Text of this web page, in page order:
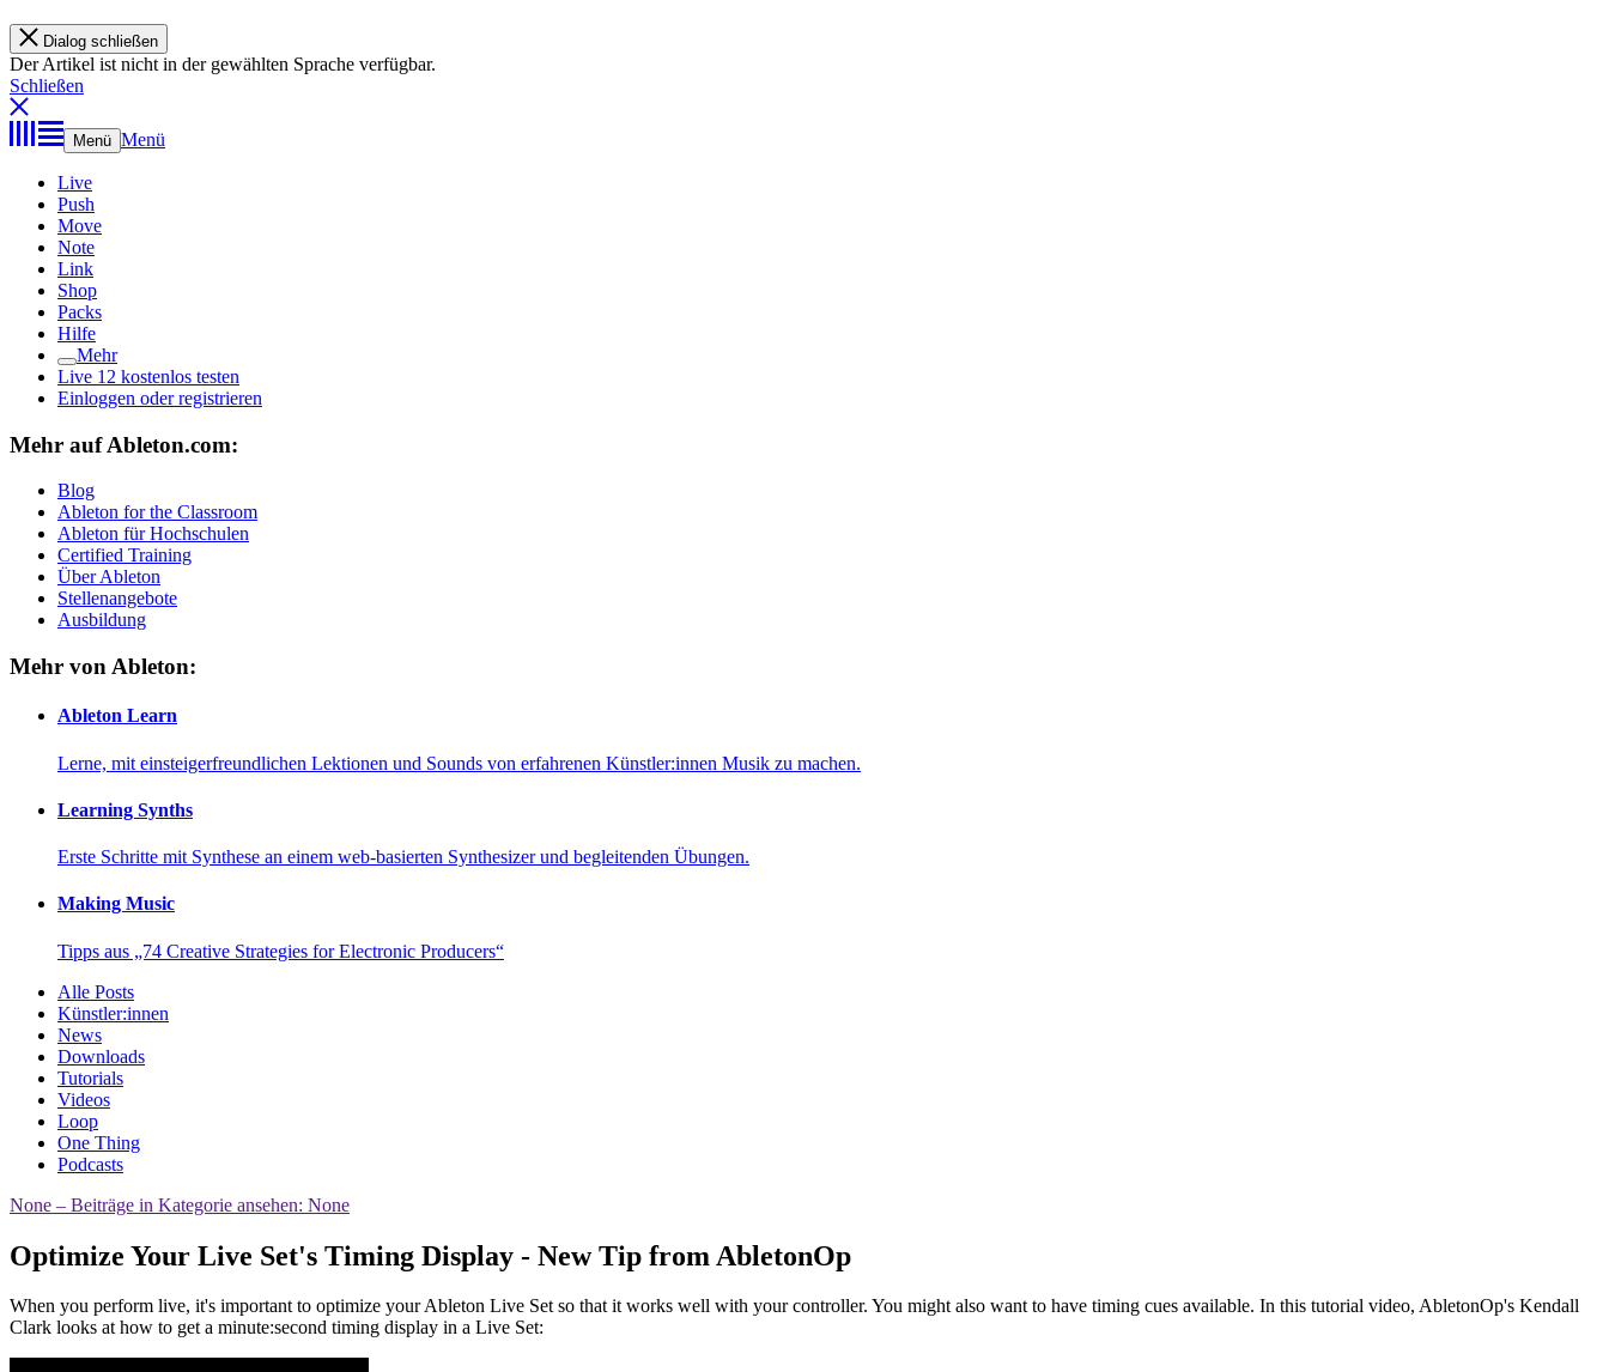
Dialog schließen
Der Artikel ist nicht in der gewählten Sprache verfügbar.
Schließen
Menü Menü
Live
Push
Move
Note
Link
Shop
Packs
Hilfe
Mehr
Live 12 kostenlos testen
Einloggen oder registrieren
Mehr auf Ableton.com:
Blog
Ableton for the Classroom
Ableton für Hochschulen
Certified Training
Über Ableton
Stellenangebote
Ausbildung
Mehr von Ableton:
Ableton Learn
Lerne, mit einsteigerfreundlichen Lektionen und Sounds von erfahrenen Künstler:innen Musik zu machen.
Learning Synths
Erste Schritte mit Synthese an einem web-basierten Synthesizer und begleitenden Übungen.
Making Music
Tipps aus „74 Creative Strategies for Electronic Producers“
Alle Posts
Künstler:innen
News
Downloads
Tutorials
Videos
Loop
One Thing
Podcasts
None – Beiträge in Kategorie ansehen: None
Optimize Your Live Set's Timing Display - New Tip from AbletonOp
When you perform live, it's important to optimize your Ableton Live Set so that it works well with your controller. You might also want to have timing cues available. In this tutorial video, AbletonOp's Kendall
Clark looks at how to get a minute:second timing display in a Live Set: